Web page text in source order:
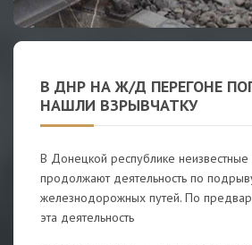
В ДНР НА Ж/Д ПЕРЕГОНЕ
НАШЛИ ВЗРЫВЧАТКУ
В Донецкой республике неизвестные
продолжают деятельность по
железнодорожных путей. По
эта деятельность